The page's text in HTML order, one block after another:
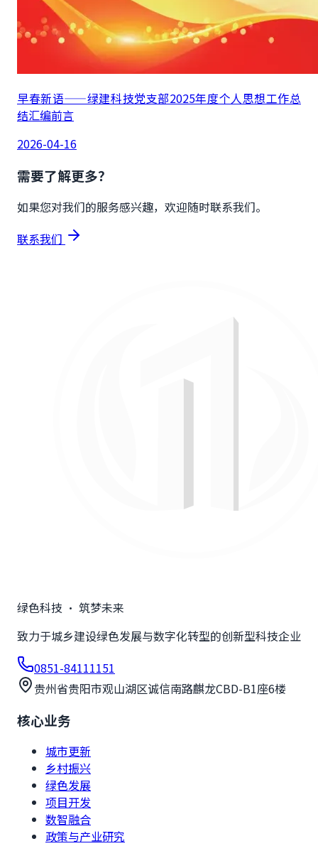
早春新语——绿建科技党支部2025年度个人思想工作总
结汇编前言
2026-04-16
需要了解更多？
如果您对我们的服务感兴趣，欢迎随时联系我们。
联系我们
绿色科技 · 筑梦未来
致力于城乡建设绿色发展与数字化转型的创新型科技企业
0851-84111151
贵州省贵阳市观山湖区诚信南路麒龙CBD-B1座6楼
核心业务
城市更新
乡村振兴
绿色发展
项目开发
数智融合
政策与产业研究